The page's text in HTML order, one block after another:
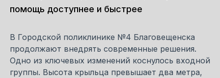
помощь доступнее и быстрее
В Городской поликлинике №4 Благовещенска
продолжают внедрять современные решения.
Одно из ключевых изменений коснулось входной
группы. Высота крыльца превышает два метра,